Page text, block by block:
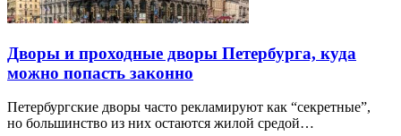
Дворы и проходные дворы Петербурга, куда
можно попасть законно
Петербургские дворы часто рекламируют как “секретные”,
но большинство из них остаются жилой средой…